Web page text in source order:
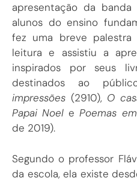
apresentação da
alunos do ensino
fez uma breve
leitura e assistiu a
inspirados por seus
destinados ao
impressões (2910), O
Papai NoelePoemas
de 2019).
Segundo o professor
da escola, ela existe